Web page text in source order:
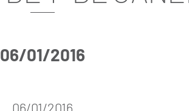
06/01/2016
06/01/2016